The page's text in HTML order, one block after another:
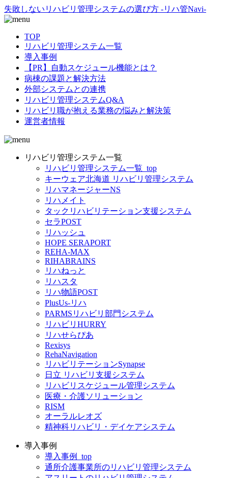
失敗しないリハビリ管理システムの選び方 -リハ管Navi-
TOP
リハビリ管理システム一覧
導入事例
【PR】自動スケジュール機能とは？
病棟の課題と解決方法
外部システムとの連携
リハビリ管理システムQ&A
リハビリ職が抱える業務の悩みと解決策
運営者情報
リハビリ管理システム一覧
リハビリ管理システム一覧_top
キーウェア北海道 リハビリ管理システム
リハマネージャーNS
リハメイト
タックリハビリテーション支援システム
セラPOST
リハッシュ
HOPE SERAPORT
REHA-MAX
RIHABRAINS
リハねっと
リハスタ
リハ物語POST
PlusUs-リハ
PARMSリハビリ部門システム
リハビリHURRY
リハせらぴあ
Rexisys
RehaNavigation
リハビリテーションSynapse
日立 リハビリ支援システム
リハビリスケジュール管理システム
医療・介護ソリューション
RISM
オーラルレオズ
精神科リハビリ・デイケアシステム
導入事例
導入事例_top
通所介護事業所のリハビリ管理システム